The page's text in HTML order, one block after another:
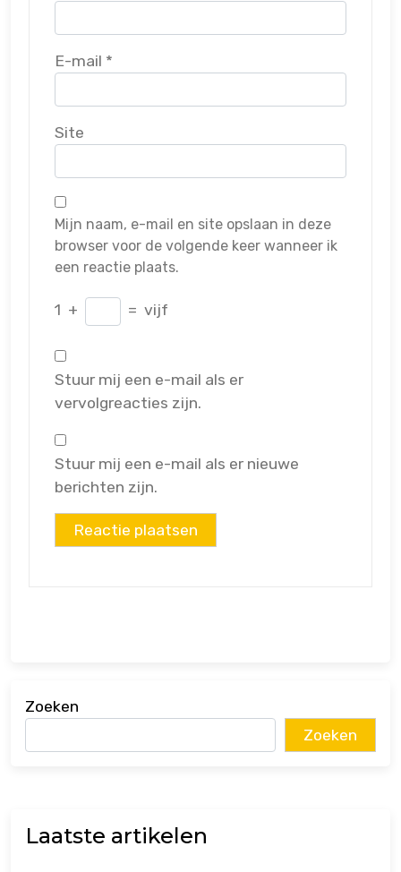
E-mail *
Site
Mijn naam, e-mail en site opslaan in deze
browser voor de volgende keer wanneer ik
een reactie plaats.
1 + = vijf
Stuur mij een e-mail als er
vervolgreacties zijn.
Stuur mij een e-mail als er nieuwe
berichten zijn.
Zoeken
Zoeken
Laatste artikelen